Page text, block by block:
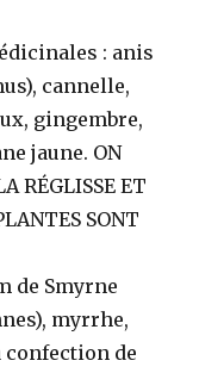
: anis
cannelle,
gingembre,
jaune. ON
RÉGLISSE ET
SONT
de Smyrne
myrrhe,
de